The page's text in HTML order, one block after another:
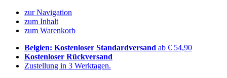
zur Navigation
zum Inhalt
zum Warenkorb
Belgien: Kostenloser Standardversand ab € 54,90
Kostenloser Rückversand
Zustellung in 3 Werktagen.